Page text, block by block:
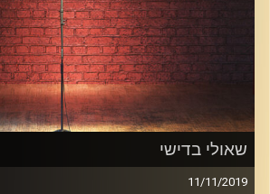
שאולי בדישי
11/11/2019